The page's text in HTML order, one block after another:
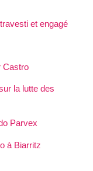
et engagé
Castro
la lutte des
Parvex
à Biarritz